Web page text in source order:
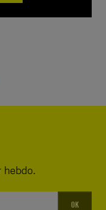
hebdo.
OK